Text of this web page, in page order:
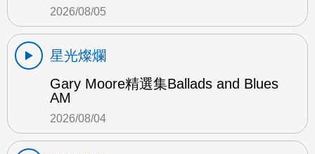
2026/08/05
星光燦爛
Gary Moore精選集Ballads and Blues
AM
2026/08/04